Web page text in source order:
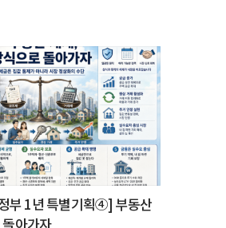
부 1년 특별기획④] 부동산
아가자